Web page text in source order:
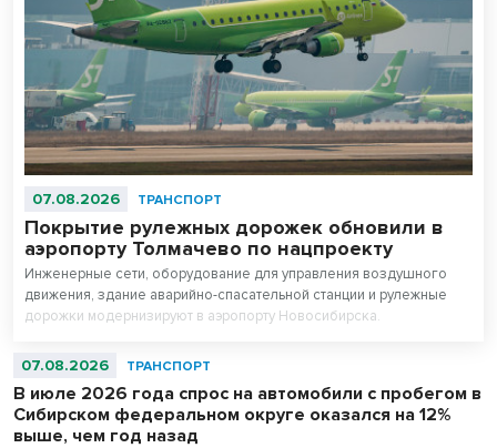
07.08.2026 ТРАНСПОРТ
Покрытие рулежных дорожек обновили в
аэропорту Толмачево по нацпроекту
Инженерные сети, оборудование для управления воздушного
движения, здание аварийно-спасательной станции и рулежные
дорожки модернизируют в аэропорту Новосибирска.
года в рамках нацпроекта «Эффективная транспортная система».
07.08.2026 ТРАНСПОРТ
В июле 2026 года спрос на автомобили с пробегом в
Сибирском федеральном округе оказался на 12%
выше, чем год назад